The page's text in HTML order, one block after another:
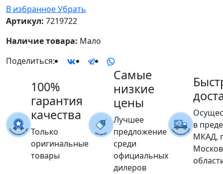
В избранноеУбрать
Артикул: 7219722
Наличие товара: Мало
Поделиться:
100%
гарантия
качества
Только
оригинальные
товары
Самые
низкие
цены
Лучшее
предложение
среди
официальных
дилеров
в
МКАД,